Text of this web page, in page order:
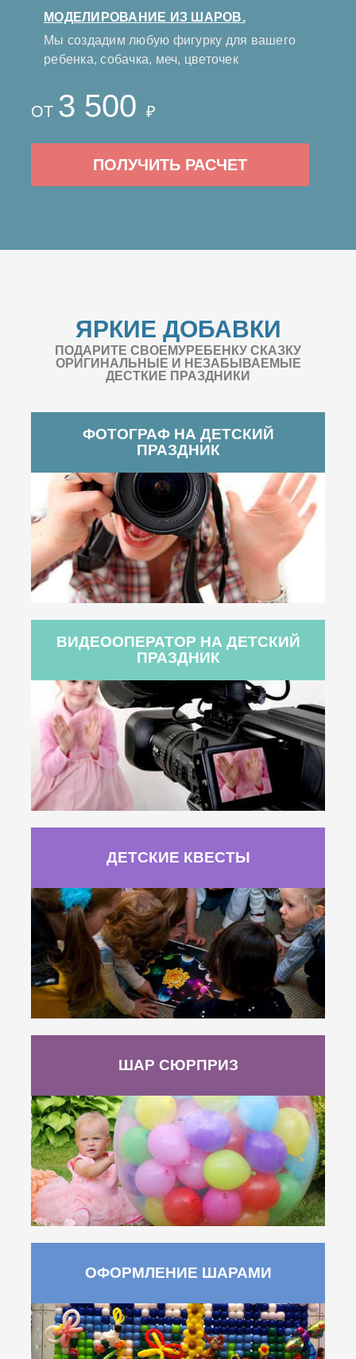
МОДЕЛИРОВАНИЕ ИЗ ШАРОВ.
Мы создадим любую фигурку для вашего
ребенка, собачка, меч, цветочек
ОТ 3 500 ₽
ПОЛУЧИТЬ РАСЧЕТ
ЯРКИЕ ДОБАВКИ
ПОДАРИТЕ СВОЕМУРЕБЕНКУ СКАЗКУ
ОРИГИНАЛЬНЫЕ И НЕЗАБЫВАЕМЫЕ
ДЕСТКИЕ ПРАЗДНИКИ
ФОТОГРАФ НА ДЕТСКИЙ
ПРАЗДНИК
ВИДЕООПЕРАТОР НА ДЕТСКИЙ
ПРАЗДНИК
ДЕТСКИЕ КВЕСТЫ
ШАР СЮРПРИЗ
ОФОРМЛЕНИЕ ШАРАМИ